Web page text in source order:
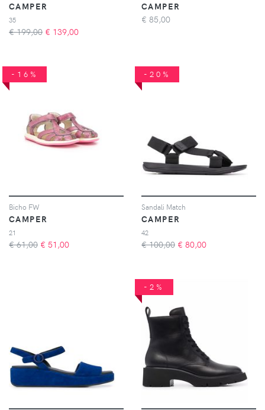
CAMPER
35
€ 199,00 € 139,00
CAMPER
€ 85,00
-16%
Bicho FW
CAMPER
21
€ 61,00 € 51,00
-20%
Sandali Match
CAMPER
42
€ 100,00 € 80,00
-2%